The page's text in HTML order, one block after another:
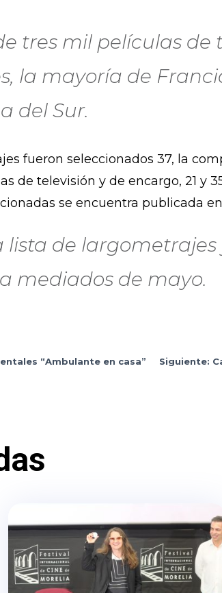
tres mil películas de
la mayoría de
del Sur.
fueron seleccionados 37, la
de televisión y de encargo, 21 y
se encuentra publicada
lista de
mediados de mayo.
“Ambulante en casa” Siguiente: